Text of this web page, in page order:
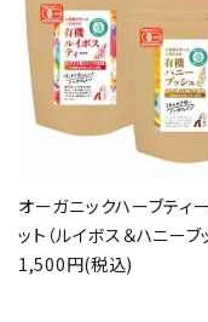
オーガニックハーブティ
ット（ルイボス＆ハニーブ
1,500円(税込)